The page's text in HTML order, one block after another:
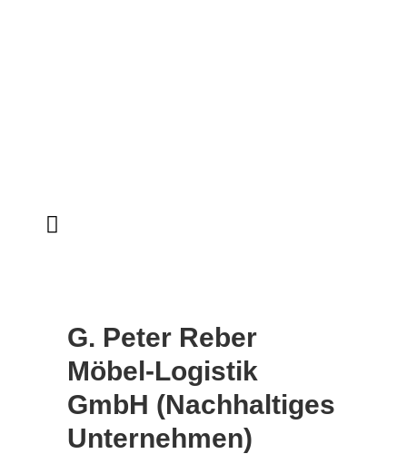
G. Peter Reber
Möbel-Logistik
GmbH (Nachhaltiges
Unternehmen)